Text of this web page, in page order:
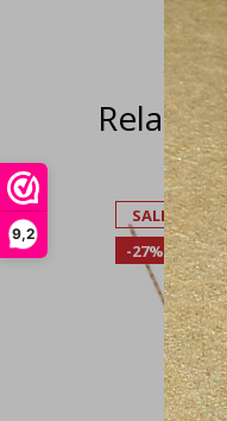
9,2
SALE
-27%